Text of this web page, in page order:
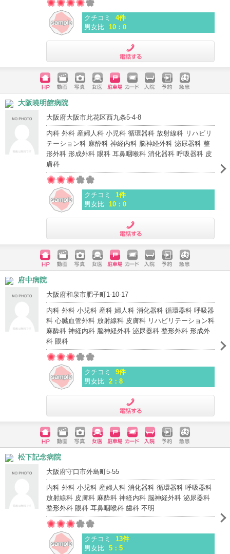
クチコミ
4件
男女比
10：0
ホームペ
ージ
動画 写真 女医 駐車場
クレジッ
入院 予約 急患
大阪暁明館病院
大阪府大阪市此花区西九条5-4-8
内科 外科 産婦人科 小児科 循環器科 放射線科 リハビリ
テーション科 麻酔科 神経内科 脳神経外科 泌尿器科 整
形外科 形成外科 眼科 耳鼻咽喉科 消化器科 呼吸器科 皮
膚科
クチコミ
1件
男女比
10：0
ホームペ
ージ
動画 写真 女医 駐車場
クレジッ
入院 予約 急患
府中病院
大阪府和泉市肥子町1-10-17
内科 外科 小児科 産科 婦人科 消化器科 循環器科 呼吸器
科 心臓血管外科 放射線科 皮膚科 リハビリテーション科
麻酔科 神経内科 脳神経外科 泌尿器科 整形外科 形成外
科 眼科
クチコミ
9件
男女比 2：8
ホームペ
ージ
動画 写真 女医 駐車場
クレジッ
入院 予約 急患
松下記念病院
大阪府守口市外島町5-55
内科 外科 小児科 産婦人科 消化器科 循環器科 呼吸器科
放射線科 皮膚科 麻酔科 神経内科 脳神経外科 泌尿器科
整形外科 眼科 耳鼻咽喉科 歯科 不明
クチコミ
13件
男女比 5：5